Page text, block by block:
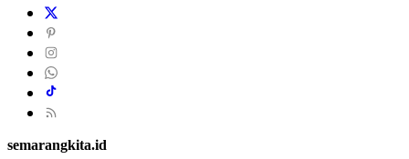
semarangkita.id